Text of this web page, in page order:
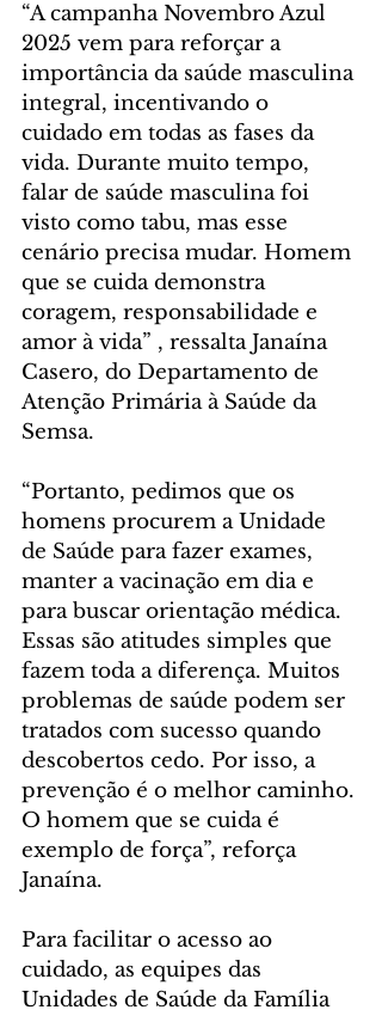
“A campanha Novembro Azul
2025 vem para reforçar a
importância da saúde masculina
integral, incentivando o
cuidado em todas as fases da
vida. Durante muito tempo,
falar de saúde masculina foi
visto como tabu, mas esse
cenário precisa mudar. Homem
que se cuida demonstra
coragem, responsabilidade e
amor à vida” , ressalta Janaína
Casero, do Departamento de
Atenção Primária à Saúde da
Semsa.
“Portanto, pedimos que os
homens procurem a Unidade
de Saúde para fazer exames,
manter a vacinação em dia e
para buscar orientação médica.
Essas são atitudes simples que
fazem toda a diferença. Muitos
problemas de saúde podem ser
tratados com sucesso quando
descobertos cedo. Por isso, a
prevenção é o melhor caminho.
O homem que se cuida é
exemplo de força”, reforça
Janaína.
Para facilitar o acesso ao
cuidado, as equipes das
Unidades de Saúde da Família